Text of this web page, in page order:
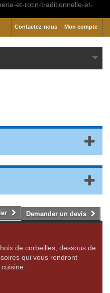
Mon compte
Contactez-nous
Demander un devis
de corbeilles, dessous de
qui vous rendront